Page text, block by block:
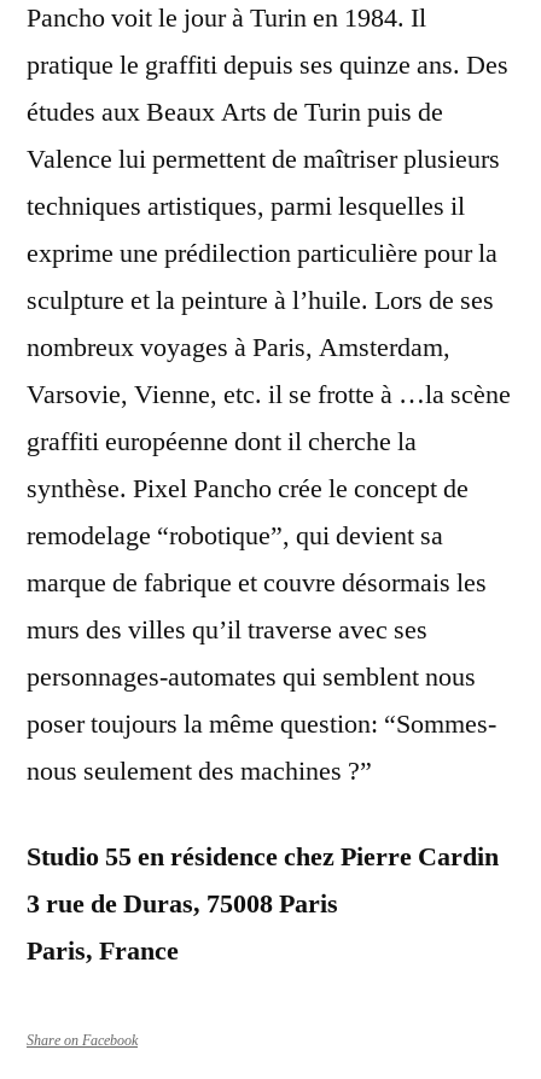
Pancho voit le jour à Turin en 1984. Il
pratique le graffiti depuis ses quinze ans. Des
études aux Beaux Arts de Turin puis de
Valence lui permettent de maîtriser plusieurs
techniques artistiques, parmi lesquelles il
exprime une prédilection particulière pour la
sculpture et la peinture à l’huile. Lors de ses
nombreux voyages à Paris, Amsterdam,
Varsovie, Vienne, etc. il se frotte à …la scène
graffiti européenne dont il cherche la
synthèse. Pixel Pancho crée le concept de
remodelage “robotique”, qui devient sa
marque de fabrique et couvre désormais les
murs des villes qu’il traverse avec ses
personnages-automates qui semblent nous
poser toujours la même question: “Sommes-
nous seulement des machines ?”
Studio 55 en résidence chez Pierre Cardin
3 rue de Duras, 75008 Paris
Paris, France
Share on Facebook